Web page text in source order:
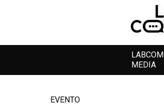
LABCOM
MEDIA
EVENTO